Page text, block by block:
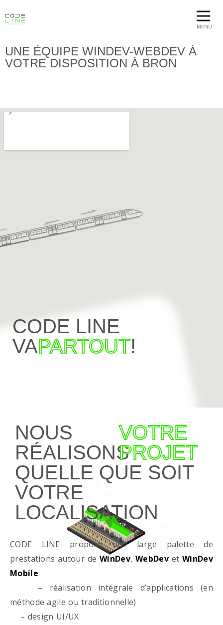
MENU
UNE ÉQUIPE WINDEV-WEBDEV À
VOTRE DISPOSITION À BRON
CODE LINE
VAPARTOUT!
NOUS
RÉALISONS
VOTRE
PROJET
QUELLE QUE SOIT
VOTRE
LOCALISATION
CODE LINE propose une large palette de
prestations autour deWinDev,WebDevet WinDev
Mobile:
– réalisation intégrale d’applications (en
méthode agile ou traditionnelle)
– design UI/UX